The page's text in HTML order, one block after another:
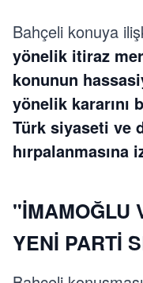
Bahçeli konuya
yönelik itiraz
konunun
yönelik kararını
Türk siyaseti ve
"İMAMOĞLU
YENİ PARTİ